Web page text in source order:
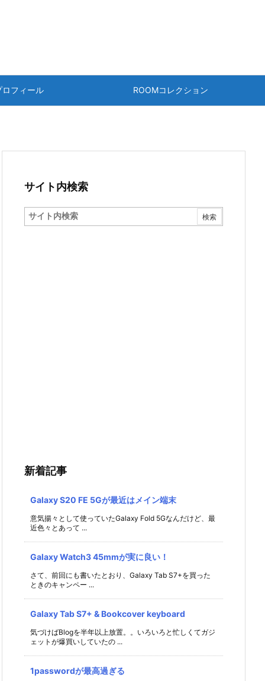
ロフィール ROOMコレクション
サイト内検索
新着記事
Galaxy S20 FE 5Gが最近はメイン端末
意気揚々として使っていたGalaxy Fold 5Gなんだけど、最
近色々とあって ...
Galaxy Watch3 45mmが実に良い！
さて、前回にも書いたとおり、Galaxy Tab S7+を買った
ときのキャンペー ...
Galaxy Tab S7+ & Bookcover keyboard
気づけばBlogを半年以上放置。。いろいろと忙しくてガジ
ェットが爆買いしていたの ...
1passwordが最高過ぎる